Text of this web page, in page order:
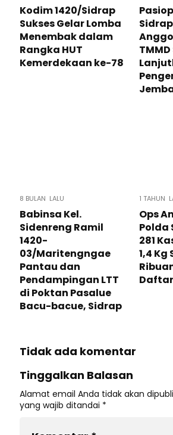
Kodim 1420/Sidrap
Sukses Gelar Lomba
Menembak dalam
Rangka HUT
Kemerdekaan ke-78
8 BULAN LALU
Babinsa Kel.
Sidenreng Ramil
1420-
03/Maritengngae
Pantau dan
Pendampingan LTT
di Poktan Pasalue
Bacu-bacue, Sidrap
1 TAHUN
Ops
Polda
281
1,4 Kg
Tidak ada komentar
Tinggalkan Balasan
Alamat email Anda tidak akan
yang wajib ditandai *